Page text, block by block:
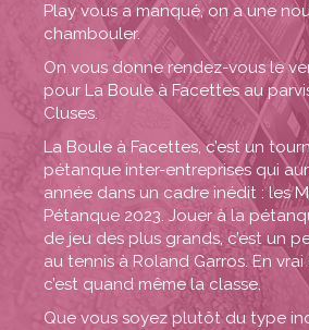
Play vous a manqué, on a une
chambouler.
On vous donne rendez-vous le
pour La Boule à Facettes au
Cluses.
La Boule à Facettes, c’est un
pétanque inter-entreprises qui
année dans un cadre inédit : les
Pétanque 2023. Jouer à la
de jeu des plus grands, c’est un
au tennis à Roland Garros. En
c’est quand même la classe.
Que vous soyez plutôt du type